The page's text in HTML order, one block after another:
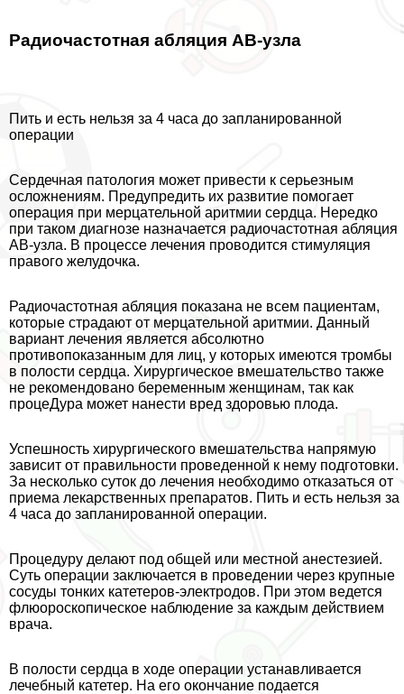
Радиочастотная абляция АВ-узла
Пить и есть нельзя за 4 часа до запланированной
операции
Сердечная патология может привести к серьезным
осложнениям. Предупредить их развитие помогает
операция при мерцательной аритмии сердца. Нередко
при таком диагнозе назначается радиочастотная абляция
АВ-узла. В процессе лечения проводится стимуляция
правого желудочка.
Радиочастотная абляция показана не всем пациентам,
которые страдают от мерцательной аритмии. Данный
вариант лечения является абсолютно
противопоказанным для лиц, у которых имеются тромбы
в полости сердца. Хирургическое вмешательство также
не рекомендовано беременным женщинам, так как
процеДypa может нанести вред здоровью плода.
Успешность хирургического вмешательства напрямую
зависит от правильности проведенной к нему подготовки.
За несколько суток до лечения необходимо отказаться от
приема лекарственных препаратов. Пить и есть нельзя за
4 часа до запланированной операции.
Процедуру делают под общей или местной анестезией.
Суть операции заключается в проведении через крупные
сосуды тонких катетеров-электродов. При этом ведется
флюороскопическое наблюдение за каждым действием
врача.
В полости сердца в ходе операции устанавливается
лечебный катетер. На его окончание подается